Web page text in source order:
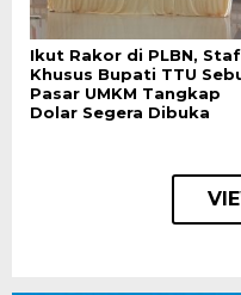
Ikut Rakor di PLBN, Staf
Khusus Bupati TTU
Pasar UMKM Tangkap
Dolar Segera Dibuka